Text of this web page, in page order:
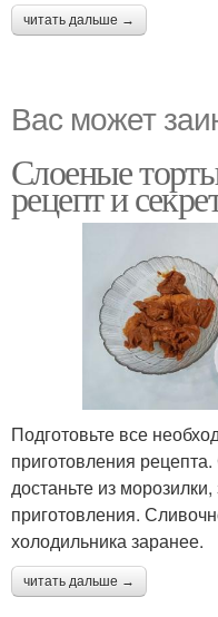
читать дальше →
Вас может
Слоеные
рецепт и
Подготовьте все
приготовления
достаньте из
приготовления.
холодильника заранее.
читать дальше →